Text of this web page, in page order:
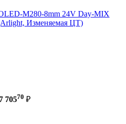
M280-8mm 24V Day-MIX
Изменяемая ЦТ)
7 70570 ₽